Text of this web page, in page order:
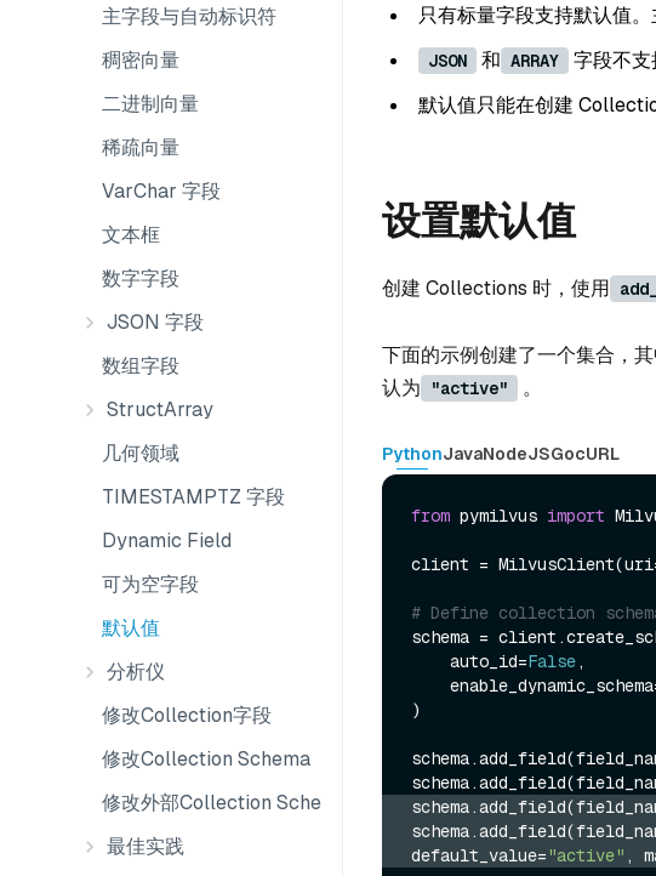
主字段与自动标识符
稠密向量
二进制向量
稀疏向量
VarChar 字段
文本框
数字字段
JSON 字段
数组字段
StructArray
几何领域
TIMESTAMPTZ 字段
Dynamic Field
可为空字段
默认值
分析仪
修改Collection字段
修改Collection Schema
修改外部Collection Schema
最佳实践
只有标量字段支持默认值
JSON 和 ARRAY
字段不支
默认值只能在创建
设置默认值
创建 Collections 时，使用
下面的示例创建了一个集合，
认为
"active" 。
PythonJavaNodeJSGocURL
from pymilvus import
client =
# Define collection
schema =
    auto_id=
False,
)
default_value="active" ,